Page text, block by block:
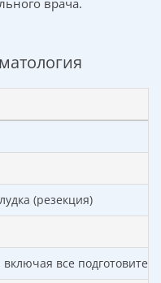
65 лет, женщины — 70
возможность
генетических
и
смотрите в
кишки→
прямой
от стадии
врача.
(резекция)
все